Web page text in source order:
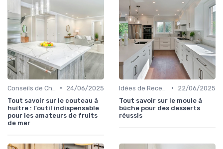
•
24/06/2025
Tout savoir sur le couteau à
huître : l'outil indispensable
pour les amateurs de fruits
de mer
•
22/06/2025
Tout savoir sur le moule à
bûche pour des desserts
réussis